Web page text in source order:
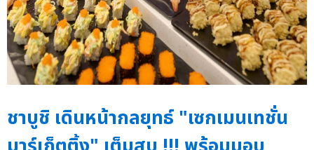
ชาบูชิ เดินหน้ากลยุทธ์ "เซกเมนเทชั่น